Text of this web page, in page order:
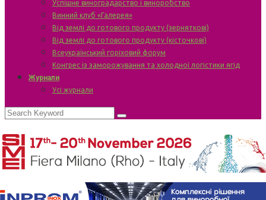
Успішне виноградарство і виноробство
Винний клуб «Галерея»
Від землі до готового продукту (зерняткові)
Від землі до готового продукту (кісточкові)
Всеукраїнський горіховий форум
Конгрес із заморожування та холодної логістики ягід
Журнали
Усі журнали